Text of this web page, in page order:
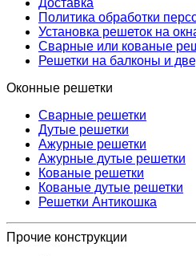
Политика обработки
Установка решеток на
Сварные или кованые
Решетки на балконы и
Оконные решетки
Сварные решетки
Дутые решетки
Ажурные решетки
Ажурные дутые решетки
Кованые решетки
Кованые дутые решетки
Решетки Антикошка
Прочие конструкции